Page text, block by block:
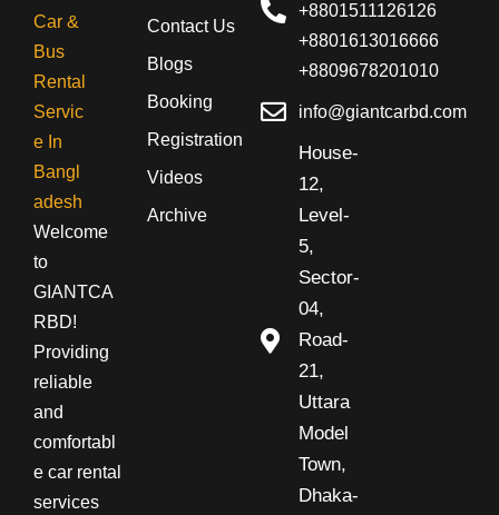
Welcome
to
GIANTCA
RBD!
Providing
reliable
and
comfortabl
e car rental
services
Contact Us
Blogs
Booking
Registration
Videos
Archive
+8801511126126
+8801613016666
+8809678201010
info@giantcarbd.com
House-
12,
Level-
5,
Sector-
04,
Road-
21,
Uttara
Model
Town,
Dhaka-